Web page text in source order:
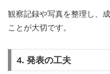
観察記録や写真を整理し、
ことが大切です。
4. 発表の工夫